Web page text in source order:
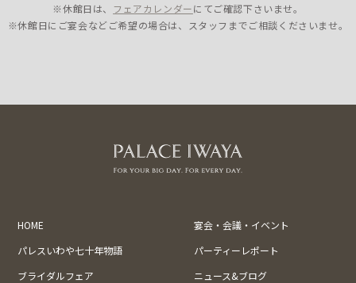
※休館日は、 フェアカレンダーにてご確認下さいませ。
※休館日にご宴会などご希望の場合は、スタッフまでご相談くださいませ。
HOME
宴会・会議・イベント
パレスいわや七十年物語
パーティーレポート
ブライダルフェア
ニュース&ブログ